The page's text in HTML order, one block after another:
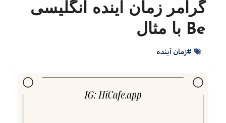
گرامر زمان آینده انگلیسی
Be با مثال
#زمان آینده